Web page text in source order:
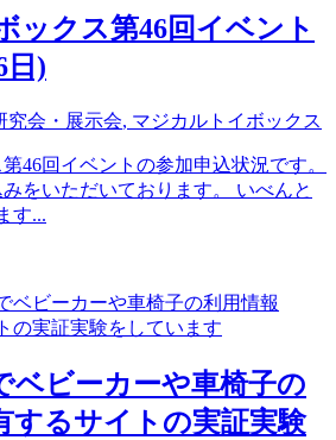
ックス第46回イベント
日)
究会・展示会, マジカルトイボックス
46回イベントの参加申込状況です。
をいただいております。 いべんと
す...
ベビーカーや車椅子の
するサイトの実証実験